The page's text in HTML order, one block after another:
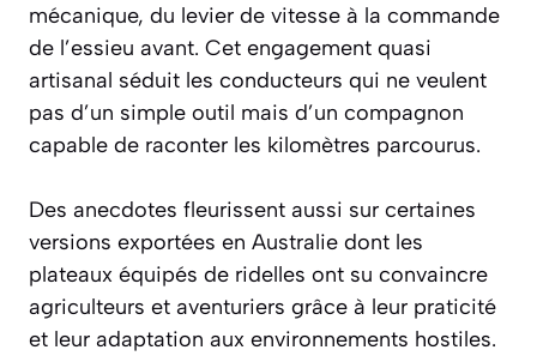
mécanique, du levier de vitesse à la commande
de l’essieu avant. Cet engagement quasi
artisanal séduit les conducteurs qui ne veulent
pas d’un simple outil mais d’un compagnon
capable de raconter les kilomètres parcourus.
Des anecdotes fleurissent aussi sur certaines
versions exportées en Australie dont les
plateaux équipés de ridelles ont su convaincre
agriculteurs et aventuriers grâce à leur praticité
et leur adaptation aux environnements hostiles.